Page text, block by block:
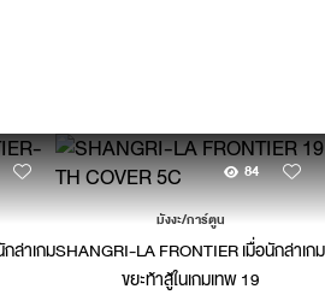
ล่าเกม
84
มังงะ/การ์ตูน
SHANGRI-LA FRONTIER เมื่อนักล่าเกม
ขยะท้าสู้ในเกมเทพ 19